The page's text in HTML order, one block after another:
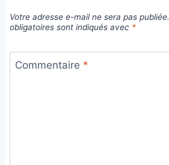
Votre adresse e-mail ne sera pas publiée.
obligatoires sont indiqués avec *
Commentaire *